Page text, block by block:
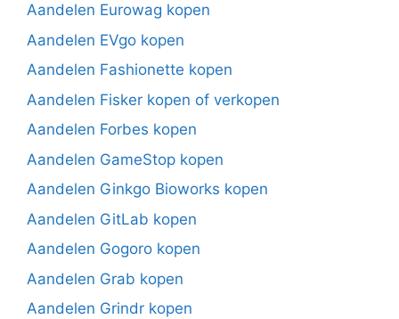
Aandelen Eurowag kopen
Aandelen EVgo kopen
Aandelen Fashionette kopen
Aandelen Fisker kopen of verkopen
Aandelen Forbes kopen
Aandelen GameStop kopen
Aandelen Ginkgo Bioworks kopen
Aandelen GitLab kopen
Aandelen Gogoro kopen
Aandelen Grab kopen
Aandelen Grindr kopen